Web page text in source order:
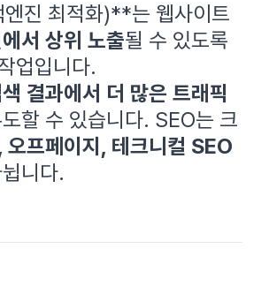
진 최적화)**는 웹사이트
서 상위 노출될 수 있도록
업입니다.
결과에서 더 많은 트래픽
할 수 있습니다. SEO는 크
오프페이지, 테크니컬 SEO
니다.